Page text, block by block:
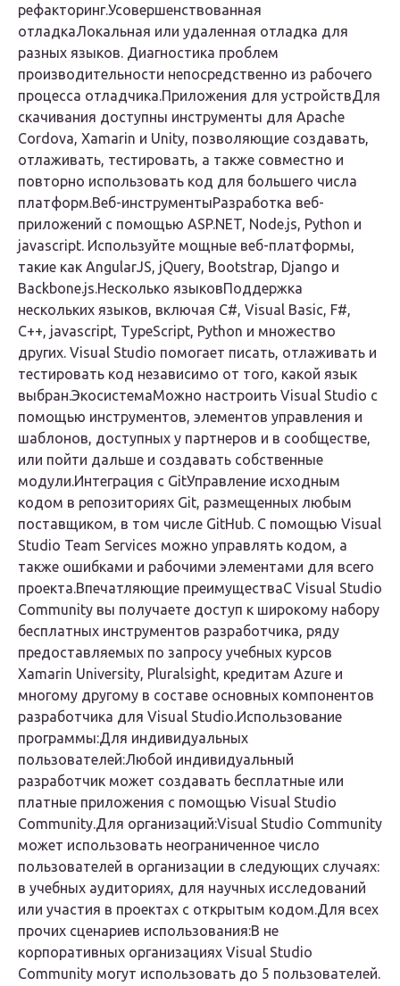
рефакторинг.Усовершенствованная
отладкаЛокальная или удаленная отладка для
разных языков. Диагностика проблем
производительности непосредственно из рабочего
процесса отладчика.Приложения для устройствДля
скачивания доступны инструменты для Apache
Cordova, Xamarin и Unity, позволяющие создавать,
отлаживать, тестировать, а также совместно и
повторно использовать код для большего числа
платформ.Веб-инструментыРазработка веб-
приложений с помощью ASP.NET, Node.js, Python и
jаvascript. Используйте мощные веб-платформы,
такие как AngularJS, jQuery, Bootstrap, Django и
Backbone.js.Несколько языковПоддержка
нескольких языков, включая C#, Visual Basic, F#,
C++, jаvascript, TypeScript, Python и множество
других. Visual Studio помогает писать, отлаживать и
тестировать код независимо от того, какой язык
выбран.ЭкосистемаМожно настроить Visual Studio с
помощью инструментов, элементов управления и
шаблонов, доступных у партнеров и в сообществе,
или пойти дальше и создавать собственные
модули.Интеграция с GitУправление исходным
кодом в репозиториях Git, размещенных любым
поставщиком, в том числе GitHub. С помощью Visual
Studio Team Services можно управлять кодом, а
также ошибками и рабочими элементами для всего
проекта.Впечатляющие преимуществаС Visual Studio
Community вы получаете доступ к широкому набору
бесплатных инструментов разработчика, ряду
предоставляемых по запросу учебных курсов
Xamarin University, Pluralsight, кредитам Azure и
многому другому в составе основных компонентов
разработчика для Visual Studio.Использование
программы:Для индивидуальных
пользователей:Любой индивидуальный
разработчик может создавать бесплатные или
платные приложения с помощью Visual Studio
Community.Для организаций:Visual Studio Community
может использовать неограниченное число
пользователей в организации в следующих случаях:
в учебных аудиториях, для научных исследований
или участия в проектах с открытым кодом.Для всех
прочих сценариев использования:В не
корпоративных организациях Visual Studio
Community могут использовать до 5 пользователей.